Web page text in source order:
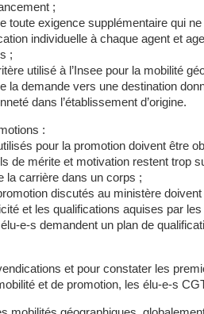
;
toute exigence supplémentaire qui
individuelle à chaque agent et
;
utilisé à l’Insee pour la mobilité
la demande vers une destination
dans l’établissement d’origine.
:
pour la promotion doivent être
de mérite et motivation restent trop
la carrière dans un corps ;
discutés au ministère
et les qualifications aquises par
e-s demandent un plan de
et pour constater les
et de promotion, les élu-e-s